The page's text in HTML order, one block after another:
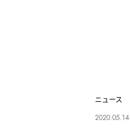
ニュース
2020.05.14